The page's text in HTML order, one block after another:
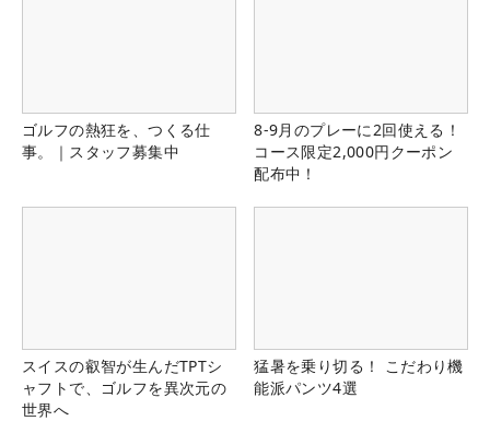
ゴルフの熱狂を、つくる仕
事。｜スタッフ募集中
8-9月のプレーに2回使える！
コース限定2,000円クーポン
配布中！
スイスの叡智が生んだTPTシ
ャフトで、ゴルフを異次元の
世界へ
猛暑を乗り切る！ こだわり機
能派パンツ4選